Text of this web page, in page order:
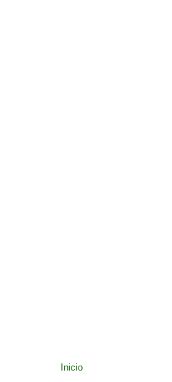
Inicio